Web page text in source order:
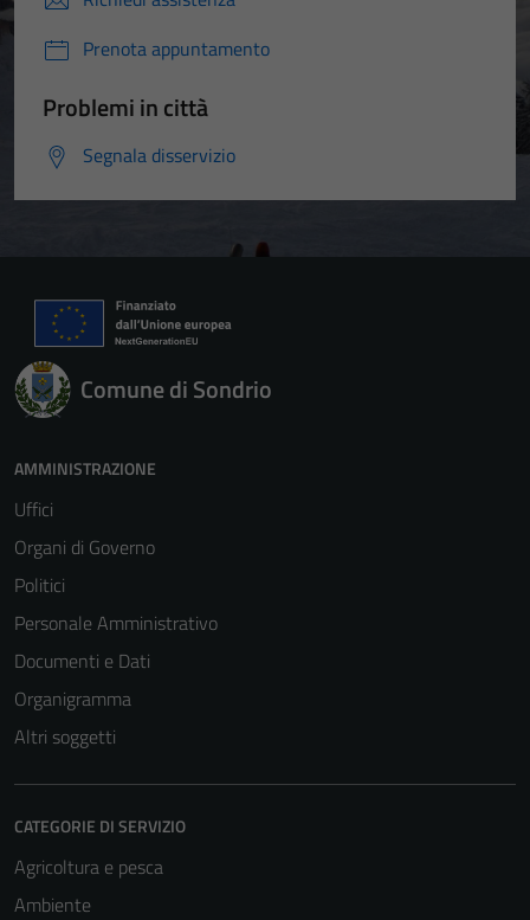
Prenota appuntamento
Problemi in città
Segnala disservizio
Comune di Sondrio
AMMINISTRAZIONE
Uffici
Organi di Governo
Politici
Personale Amministrativo
Documenti e Dati
Organigramma
Altri soggetti
CATEGORIE DI SERVIZIO
Agricoltura e pesca
Ambiente